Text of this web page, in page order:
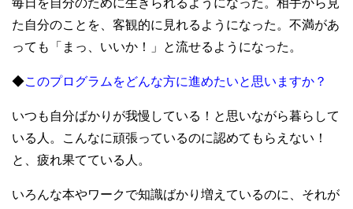
毎日を自分のために生きられるようになった。相手から見
た自分のことを、客観的に見れるようになった。不満があ
っても「まっ、いいか！」と流せるようになった。
◆このプログラムをどんな方に進めたいと思いますか？
いつも自分ばかりが我慢している！と思いながら暮らして
いる人。こんなに頑張っているのに認めてもらえない！
と、疲れ果てている人。
いろんな本やワークで知識ばかり増えているのに、それが